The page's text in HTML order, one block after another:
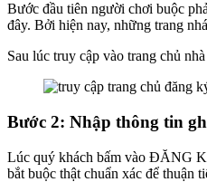
Bước đầu tiên người chơi buộc
đây. Bởi hiện nay, những trang
Sau lúc truy cập vào trang chủ
Bước 2: Nhập thông tin
Lúc quý khách bấm vào ĐĂNG
bắt buộc thật chuẩn xác để thuận